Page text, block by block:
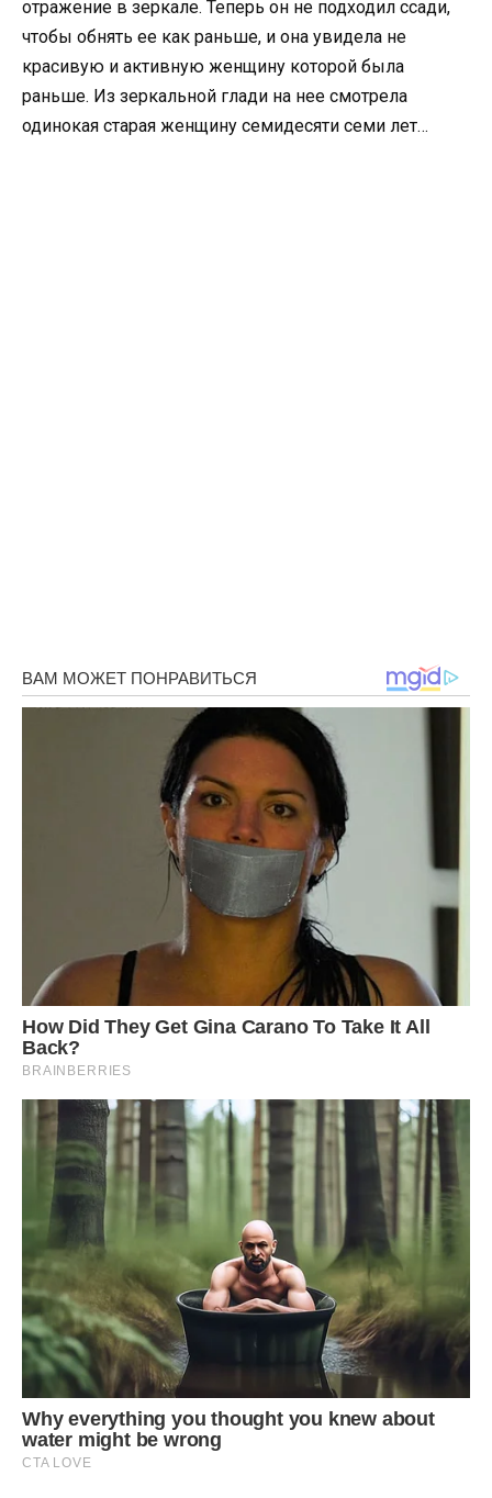
отражение в зеркале. Теперь он не подходил ссади,
чтобы обнять ее как раньше, и она увидела не
красивую и активную женщину которой была
раньше. Из зеркальной глади на нее смотрела
одинокая старая женщину семидесяти семи лет…